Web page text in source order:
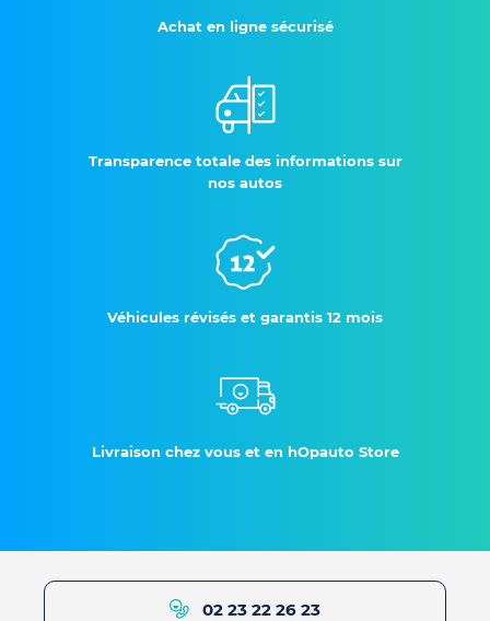
Achat en ligne sécurisé
Transparence totale des informations sur
nos autos
Véhicules révisés et garantis 12 mois
Livraison chez vous et en hOpauto Store
02 23 22 26 23